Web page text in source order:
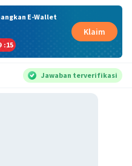
E-Wallet
:15
Klaim
Jawaban terverifikasi